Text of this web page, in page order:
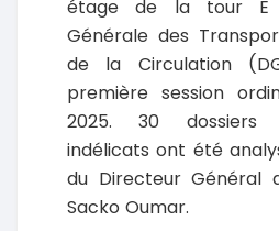
étage de la tour E
Générale des
de la Circulation
première session
2025. 30 dossiers
indélicats ont été
du Directeur Général
Sacko Oumar.